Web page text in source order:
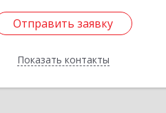
Отправить заявку
Показать контакты
Отправить заявку
Назад